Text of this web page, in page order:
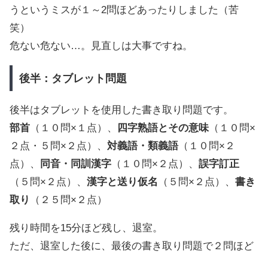
うというミスが１～2問ほどあったりしました（苦
笑）
危ない危ない…。見直しは大事ですね。
後半：タブレット問題
後半はタブレットを使用した書き取り問題です。
部首 （１０問×１点）、 四字熟語とその意味 （１０問×
２点・５問×２点）、 対義語・類義語（１０問×２
点）、
同音・同訓漢字 （１０問×２点）、 誤字訂正
（５問×２点）、 漢字と送り仮名 （５問×２点）、 書き
取り
（２５問×２点）
残り時間を15分ほど残し、退室。
ただ、退室した後に、最後の書き取り問題で２問ほど